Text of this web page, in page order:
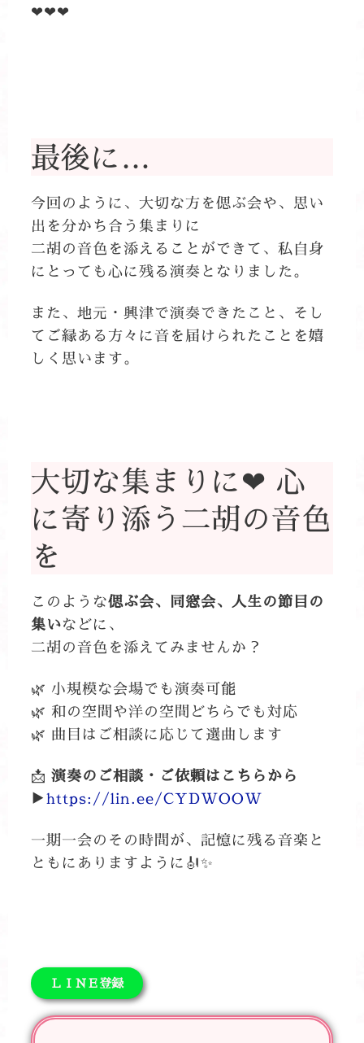
❤❤❤
最後に…
今回のように、大切な方を偲ぶ会や、思い
出を分かち合う集まりに
二胡の音色を添えることができて、私自身
にとっても心に残る演奏となりました。
また、地元・興津で演奏できたこと、そし
てご縁ある方々に音を届けられたことを嬉
しく思います。
大切な集まりに❤ 心
に寄り添う二胡の音色
を
このような偲ぶ会、同窓会、人生の節目の
集いなどに、
二胡の音色を添えてみませんか？
🌿 小規模な会場でも演奏可能
🌿 和の空間や洋の空間どちらでも対応
🌿 曲目はご相談に応じて選曲します
📩 演奏のご相談・ご依頼はこちらから
▶https://lin.ee/CYDWOOW
一期一会のその時間が、記憶に残る音楽と
ともにありますように🎻✨
ＬＩＮＥ登録